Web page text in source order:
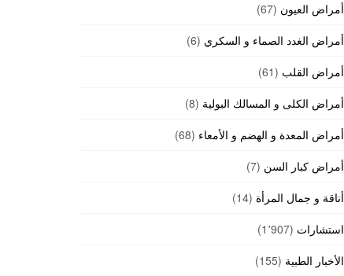
أمراض العيون (67)
أمراض الغدد الصماء و السكري (6)
أمراض القلب (61)
أمراض الكلى و المسالك البولية (8)
أمراض المعدة و الهضم و الأمعاء (68)
أمراض كبار السن (7)
أناقة و جمال المرأة (14)
استشارات (1٬907)
الأخبار الطبية (155)